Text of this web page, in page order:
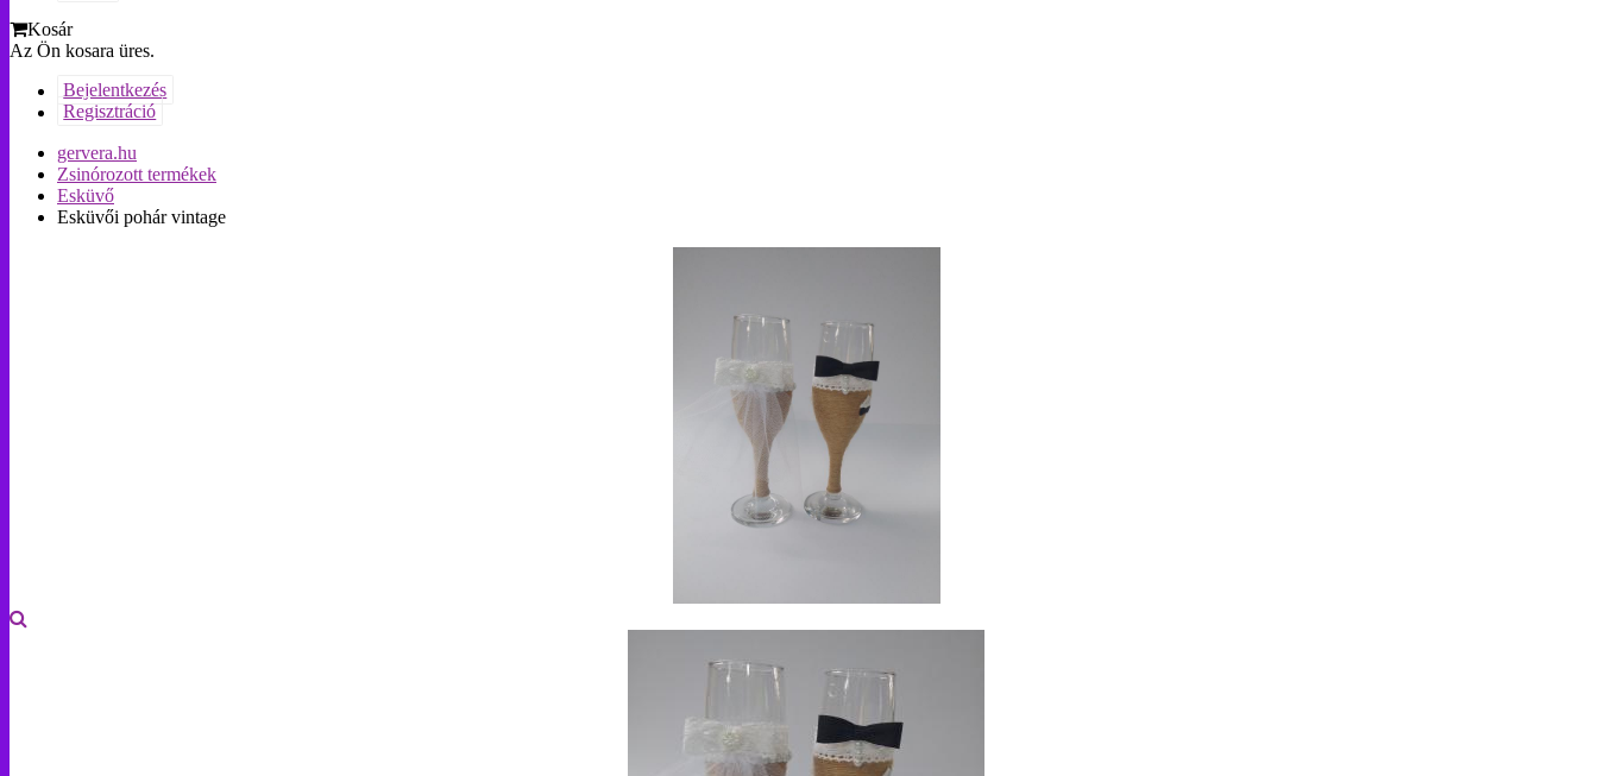
Kosár
Az Ön kosara üres.
Bejelentkezés
Regisztráció
gervera.hu
Zsinórozott termékek
Esküvő
Esküvői pohár vintage